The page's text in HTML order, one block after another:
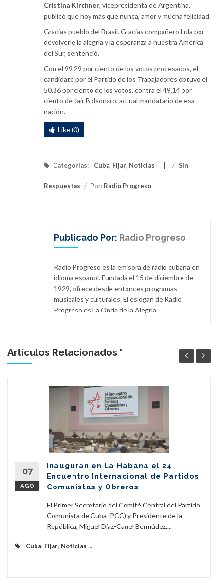
Cristina Kirchner, vicepresidenta de Argentina,
publicó que hoy más que nunca, amor y mucha felicidad.
Gracias pueblo del Brasil. Gracias compañero Lula por
devolverle la alegría y la esperanza a nuestra América
del Sur, sentenció.
Con el 99,29 por ciento de los votos procesados, el
candidato por el Partido de los Trabajadores obtuvo el
50,86 por ciento de los votos, contra el 49,14 por
ciento de Jair Bolsonaro, actual mandatario de esa
nación.
Like (0)
Categorías: Cuba, Fijar, Noticias / Sin
Respuestas / Por: Radio Progreso
Publicado Por: Radio Progreso
Radio Progreso es la emisora de radio cubana en
idioma español. Fundada el 15 de diciembre de
1929, ofrece desde entonces programas
musicales y culturales. El eslogan de Radio
Progreso es La Onda de la Alegría
Artículos Relacionados '
07
AGO
Inauguran en La Habana el 24
Encuentro Internacional de Partidos
Comunistas y Obreros
El Primer Secretario del Comité Central del Partido
Comunista de Cuba (PCC) y Presidente de la
República, Miguel Díaz-Canel Bermúdez,...
Cuba, Fijar, Noticias ...